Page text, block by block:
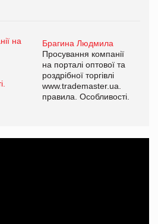
Брагина Людмила
Просування компанії
на порталі оптової та
роздрібної торгівлі
www.trademaster.ua.
правила. Особливості.